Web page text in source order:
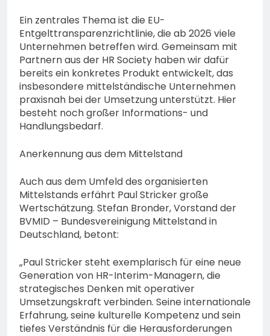
Ein zentrales Thema ist die EU-
Entgelttransparenzrichtlinie, die ab 2026 viele
Unternehmen betreffen wird. Gemeinsam mit
Partnern aus der HR Society haben wir dafür
bereits ein konkretes Produkt entwickelt, das
insbesondere mittelständische Unternehmen
praxisnah bei der Umsetzung unterstützt. Hier
besteht noch großer Informations- und
Handlungsbedarf.
Anerkennung aus dem Mittelstand
Auch aus dem Umfeld des organisierten
Mittelstands erfährt Paul Stricker große
Wertschätzung. Stefan Bronder, Vorstand der
BVMID – Bundesvereinigung Mittelstand in
Deutschland, betont:
„Paul Stricker steht exemplarisch für eine neue
Generation von HR-Interim-Managern, die
strategisches Denken mit operativer
Umsetzungskraft verbinden. Seine internationale
Erfahrung, seine kulturelle Kompetenz und sein
tiefes Verständnis für die Herausforderungen